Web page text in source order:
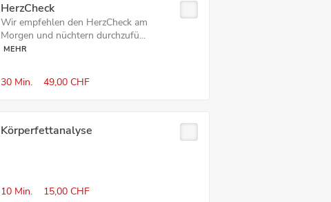
Herz­Check
Wir empfehlen den HerzCheck am
Morgen und nüchtern durchzufü...
MEHR
30 Min. 49,00 CHF
Körperfettanalyse
10 Min. 15,00 CHF